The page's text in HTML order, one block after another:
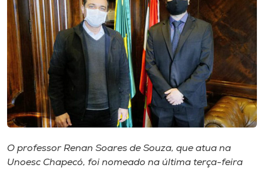
CPA
Biblioteca
Editora
Rádio
Museu
O professor Renan Soares de Souza, que atua na
Unoesc Chapecó, foi nomeado na última terça-feira